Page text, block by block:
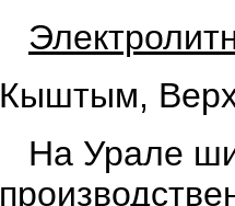
Кыштым,
На Урале